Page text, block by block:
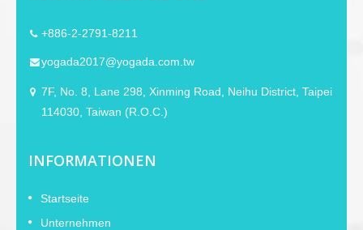
+886-2-2791-8211
yogada2017@yogada.com.tw
7F, No. 8, Lane 298, Xinming Road, Neihu District, Taipei
114030, Taiwan (R.O.C.)
INFORMATIONEN
Startseite
Unternehmen